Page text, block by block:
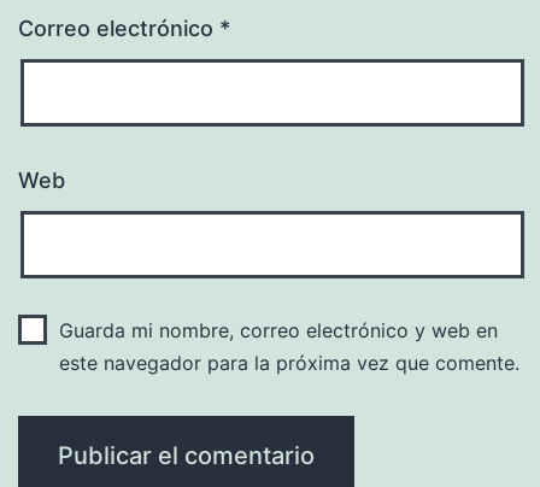
Correo electrónico *
Web
Guarda mi nombre, correo electrónico y web en
este navegador para la próxima vez que comente.